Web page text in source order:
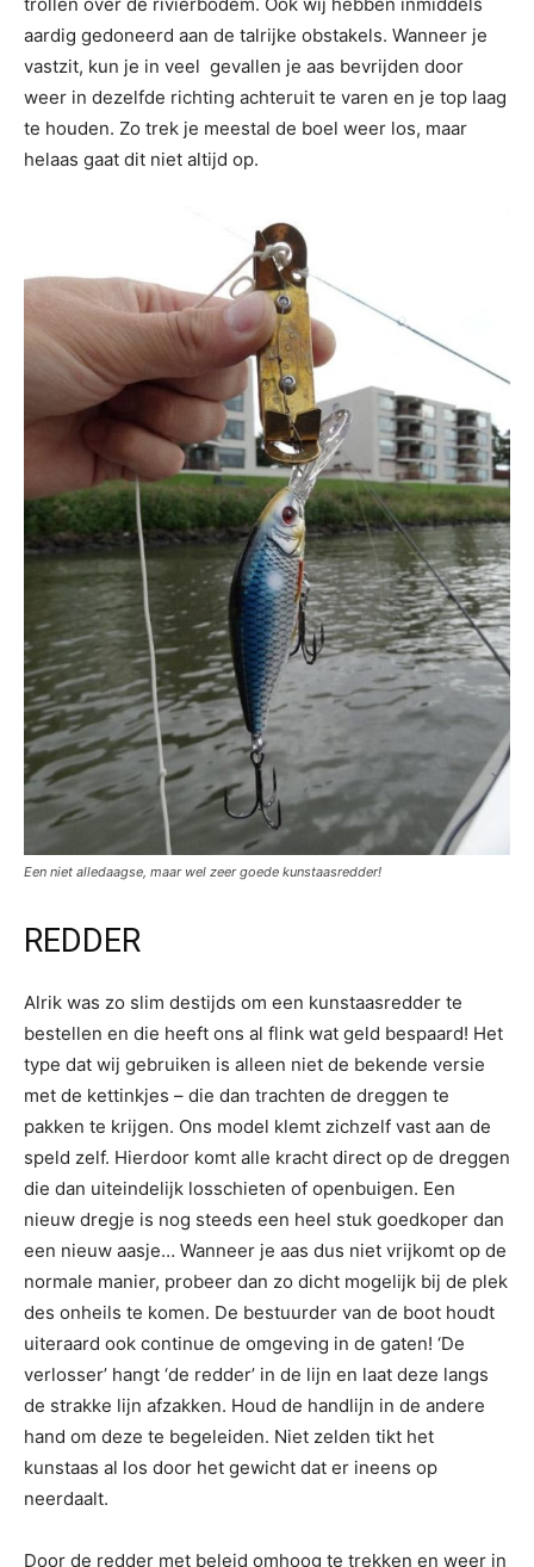
aardig gedoneerd aan de talrijke obstakels. Wanneer je
vastzit, kun je in veel gevallen je aas bevrijden door
weer in dezelfde richting achteruit te varen en je top laag
te houden. Zo trek je meestal de boel weer los, maar
helaas gaat dit niet altijd op.
Een niet alledaagse, maar wel zeer goede kunstaasredder!
REDDER
Alrik was zo slim destijds om een kunstaasredder te
bestellen en die heeft ons al flink wat geld bespaard! Het
type dat wij gebruiken is alleen niet de bekende versie
met de kettinkjes – die dan trachten de dreggen te
pakken te krijgen. Ons model klemt zichzelf vast aan de
speld zelf. Hierdoor komt alle kracht direct op de dreggen
die dan uiteindelijk losschieten of openbuigen. Een
nieuw dregje is nog steeds een heel stuk goedkoper dan
een nieuw aasje… Wanneer je aas dus niet vrijkomt op de
normale manier, probeer dan zo dicht mogelijk bij de plek
des onheils te komen. De bestuurder van de boot houdt
uiteraard ook continue de omgeving in de gaten! ‘De
verlosser’ hangt ‘de redder’ in de lijn en laat deze langs
de strakke lijn afzakken. Houd de handlijn in de andere
hand om deze te begeleiden. Niet zelden tikt het
kunstaas al los door het gewicht dat er ineens op
neerdaalt.
Door de redder met beleid omhoog te trekken en weer in